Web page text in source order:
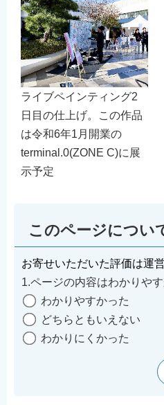
ライブペインティング2
日目の仕上げ。この作品
は令和6年1月開業の
terminal.0(ZONE C)に展
示予定
このページについ
お寄せいただいた評価は運
1.ページの内容はわかりや
わかりやすかった
どちらともいえない
わかりにくかった